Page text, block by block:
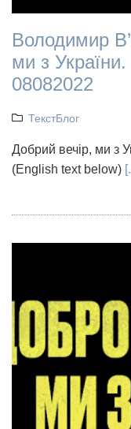
Володимир
ми з
08082022
ТекстБлог
Добрий вечір, ми з
(English text below)